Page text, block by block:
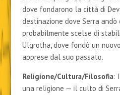
Religione/Cultura/Filosofia:
una religione — il culto di